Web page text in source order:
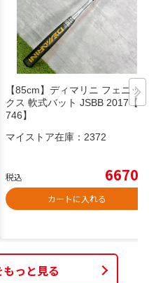
【85cm】ディマリニ フェニッ
クス 軟式バット JSBB 2017【K
746】
マイストア在庫： 2372
税込 6670
カートに入れる
っと見る